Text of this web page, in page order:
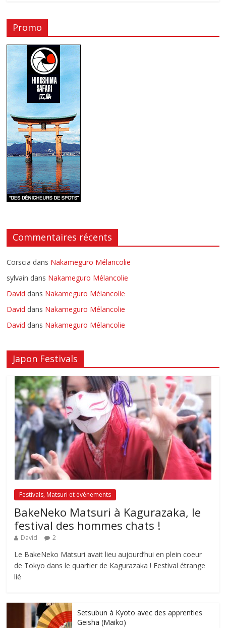
Promo
Commentaires récents
Corscia dans Nakameguro Mélancolie
sylvain dans Nakameguro Mélancolie
David dans Nakameguro Mélancolie
David dans Nakameguro Mélancolie
David dans Nakameguro Mélancolie
Japon Festivals
Festivals, Matsuri et évènements
BakeNeko Matsuri à Kagurazaka, le
festival des hommes chats !
David 2
Le BakeNeko Matsuri avait lieu aujourd’hui en plein coeur
de Tokyo dans le quartier de Kagurazaka ! Festival étrange
lié
Setsubun à Kyoto avec des apprenties
Geisha (Maiko)